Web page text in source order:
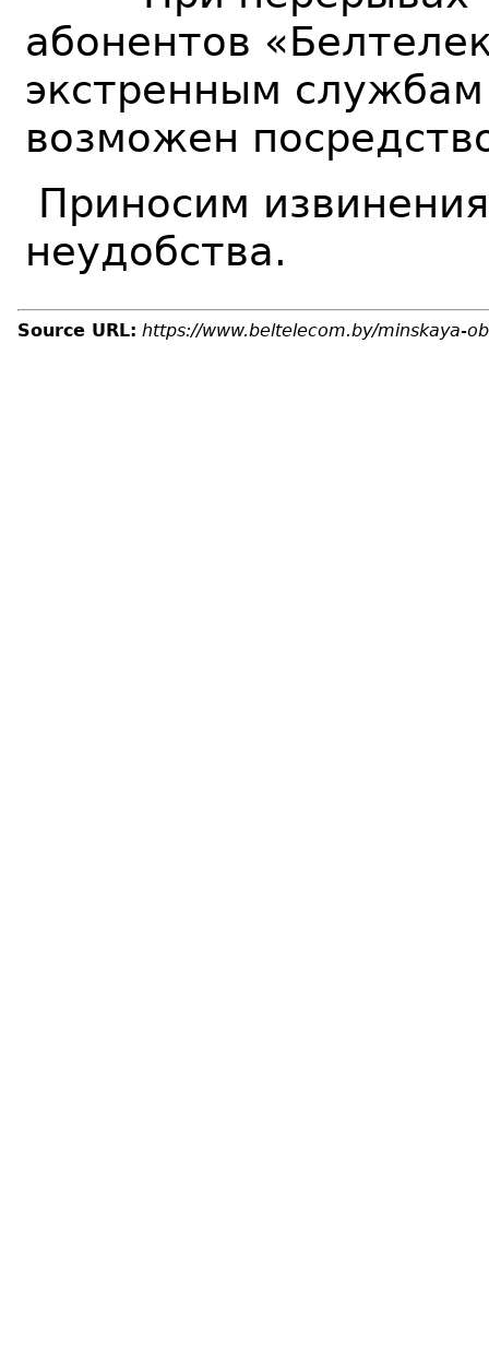
абонентов
экстренным
возможен
Приносим
неудобства.
Source URL: https://www.beltelecom.by/minskaya-